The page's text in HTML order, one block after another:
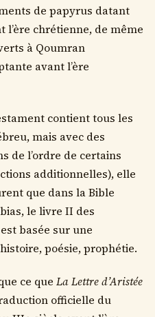
de papyrus datant
l’ère chrétienne, de même
à Qoumran
avant l’ère
contient tous les
mais avec des
de l’ordre de certains
additionnelles), elle
que dans la Bible
le livre II des
basée sur une
poésie, prophétie.
ce que La Lettre d’Aristée
officielle du